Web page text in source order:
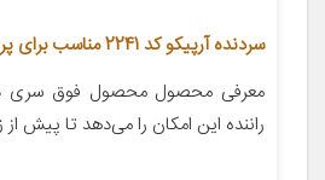
سردنده آرپیکو کد 2241 مناسب برای پراید صبا
راننده این امکان را می‌دهد تا پیش